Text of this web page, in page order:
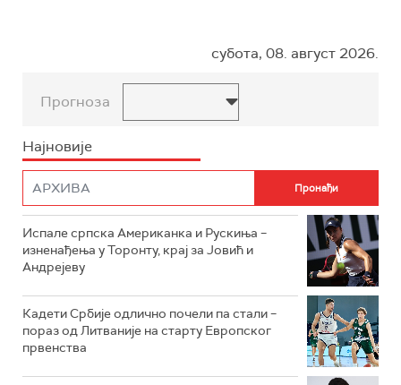
субота, 08. август 2026.
Прогноза
Најновије
Испале српска Американка и Рускиња –
изненађења у Торонту, крај за Јовић и
Андрејеву
Кадети Србије одлично почели па стали –
пораз од Литваније на старту Европског
првенства